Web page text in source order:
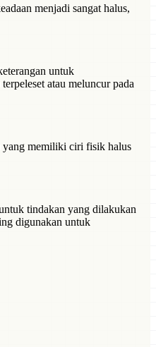
menjadi sangat halus,
untuk
atau meluncur pada
yang memiliki ciri fisik halus
tindakan yang dilakukan
digunakan untuk